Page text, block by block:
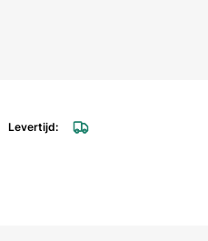
1 1/2" x80mm
2" x100mm